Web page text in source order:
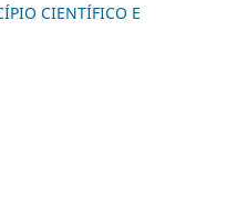
CIENTÍFICO E